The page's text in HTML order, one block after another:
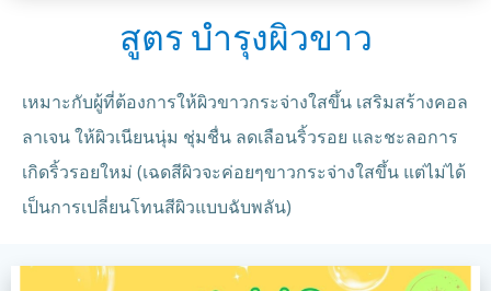
สูตร บำรุงผิวขาว
เหมาะกับผู้ที่ต้องการให้ผิวขาวกระจ่างใสขึ้น เสริมสร้างคอล
ลาเจน ให้ผิวเนียนนุ่ม ชุ่มชื่น ลดเลือนริ้วรอย และชะลอการ
เกิดริ้วรอยใหม่ (เฉดสีผิวจะค่อยๆขาวกระจ่างใสขึ้น แต่ไม่ได้
เป็นการเปลี่ยนโทนสีผิวแบบฉับพลัน)